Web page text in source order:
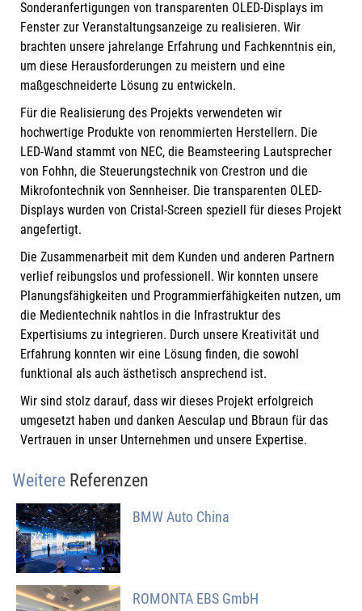
Sonderanfertigungen von transparenten OLED-Displays im
Fenster zur Veranstaltungsanzeige zu realisieren. Wir
brachten unsere jahrelange Erfahrung und Fachkenntnis ein,
um diese Herausforderungen zu meistern und eine
maßgeschneiderte Lösung zu entwickeln.
Für die Realisierung des Projekts verwendeten wir
hochwertige Produkte von renommierten Herstellern. Die
LED-Wand stammt von NEC, die Beamsteering Lautsprecher
von Fohhn, die Steuerungstechnik von Crestron und die
Mikrofontechnik von Sennheiser. Die transparenten OLED-
Displays wurden von Cristal-Screen speziell für dieses Projekt
angefertigt.
Die Zusammenarbeit mit dem Kunden und anderen Partnern
verlief reibungslos und professionell. Wir konnten unsere
Planungsfähigkeiten und Programmierfähigkeiten nutzen, um
die Medientechnik nahtlos in die Infrastruktur des
Expertisiums zu integrieren. Durch unsere Kreativität und
Erfahrung konnten wir eine Lösung finden, die sowohl
funktional als auch ästhetisch ansprechend ist.
Wir sind stolz darauf, dass wir dieses Projekt erfolgreich
umgesetzt haben und danken Aesculap und Bbraun für das
Vertrauen in unser Unternehmen und unsere Expertise.
Weitere Referenzen
BMW Auto China
ROMONTA EBS GmbH